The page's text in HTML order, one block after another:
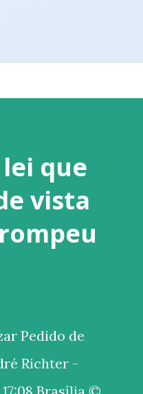
que
vista
Pedido de
Richter -